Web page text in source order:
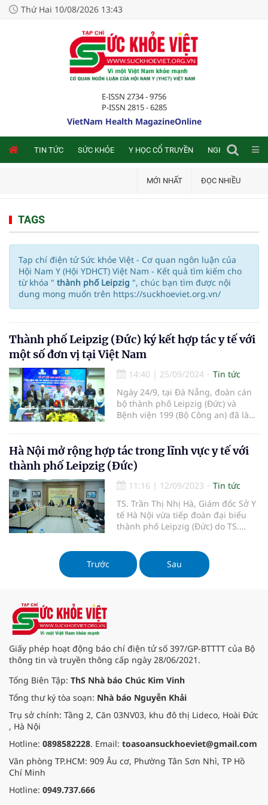
Thứ Hai 10/08/2026 13:43
E-ISSN 2734 - 9756
P-ISSN 2815 - 6285
VietNam Health MagazineOnline
TIN TỨC SỨC KHỎE Y HỌC CỔ TRUYỀN NGHIÊN CỨU
MỚI NHẤT ĐỌC NHIỀU
TAGS
Tạp chí điện tử Sức khỏe Việt - Cơ quan ngôn luận của
Hội Nam Y (Hội YDHCT) Việt Nam - Kết quả tìm kiếm cho
từ khóa " thành phố Leipzig ", chúc bạn tìm được nội
dung mong muốn trên https://suckhoeviet.org.vn/
Thành phố Leipzig (Đức) ký kết hợp tác y tế với
một số đơn vị tại Việt Nam
14:40 | 25/09/2024
Tin tức
Ngày 24/9, tại Đà Nẵng, đoàn cán
bộ thành phố Leipzig (Đức) và
Bệnh viện 199 (Bộ Công an) đã làm
nghệ y - dược Việt Nam.
Hà Nội mở rộng hợp tác trong lĩnh vực y tế với
thành phố Leipzig (Đức)
11:16 | 12/09/2023
Tin tức
TS. Trần Thị Nhị Hà, Giám đốc Sở Y
tế Hà Nội vừa tiếp đoàn đại biểu
thành phố Leipzig (Đức) do TS.
thành phố Leipzig phụ trách các
vấn đề xã hội, y tế và đa ngành
đến thăm, làm việc.
Trước Sau
Giấy phép hoạt động báo chí điện tử số 397/GP-BTTTT của Bộ
thông tin và truyền thông cấp ngày 28/06/2021.
Tổng Biên Tập: ThS Nhà báo Chúc Kim Vinh
Tổng thư ký tòa soạn: Nhà báo Nguyễn Khải
Trụ sở chính: Tầng 2, Căn 03NV03, khu đô thị Lideco, Hoài Đức
, Hà Nội
Hotline: 0898582228. Email: toasoansuckhoeviet@gmail.com
Văn phòng TP.HCM: 909 Âu cơ, Phường Tân Sơn Nhì, TP Hồ
Chí Minh
Hotline: 0949.737.666